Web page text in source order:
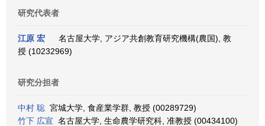
研究代表者
江原 宏
名古屋大学, アジア共創教育研究機構(農国), 教
授 (10232969)
研究分担者
中村 聡 宮城大学, 食産業学群, 教授 (00289729)
竹下 広宣 名古屋大学, 生命農学研究科, 准教授 (00434100)